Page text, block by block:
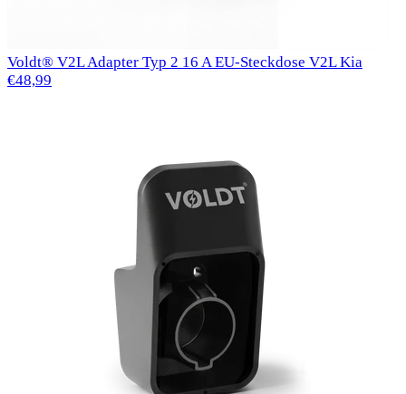
Voldt® V2L Adapter Typ 2 16 A EU-Steckdose V2L Kia
€48,99